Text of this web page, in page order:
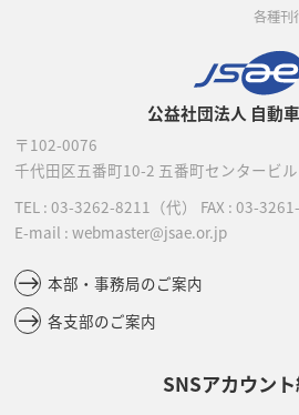
公益社団法人 自動
〒102-0076
千代田区五番町10-2 五番町センタービ
TEL : 03-3262-8211 （代） FAX : 03-
E-mail : webmaster@jsae.or.jp
本部・事務局のご案内
各支部のご案内
SNSアカウン
各種刊